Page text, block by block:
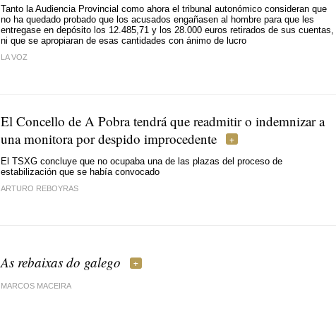
Tanto la Audiencia Provincial como ahora el tribunal autonómico consideran que
no ha quedado probado que los acusados engañasen al hombre para que les
entregase en depósito los 12.485,71 y los 28.000 euros retirados de sus cuentas,
ni que se apropiaran de esas cantidades con ánimo de lucro
LA VOZ
El Concello de A Pobra tendrá que readmitir o indemnizar a
una monitora por despido improcedente
El TSXG concluye que no ocupaba una de las plazas del proceso de
estabilización que se había convocado
ARTURO REBOYRAS
As rebaixas do galego
MARCOS MACEIRA